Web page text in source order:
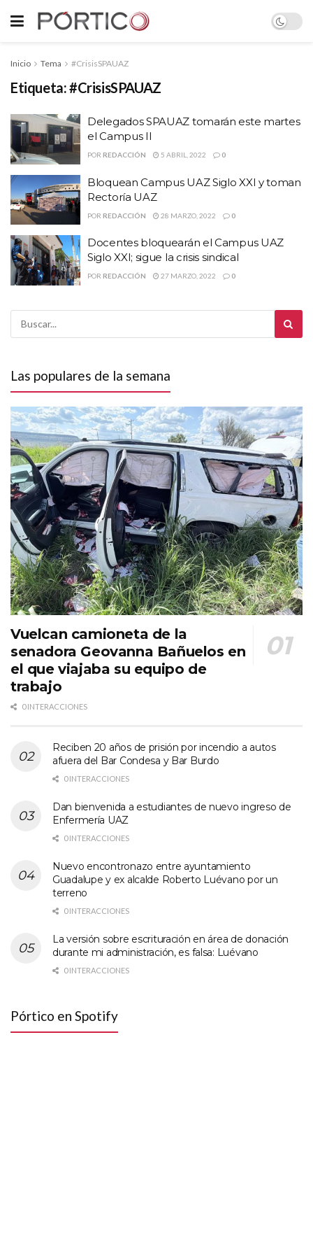
Inicio Tema #CrisisSPAUAZ
Etiqueta:#CrisisSPAUAZ
Delegados SPAUAZ tomarán este martes
el Campus II
POR REDACCIÓN 5 ABRIL, 2022 0
Bloquean Campus UAZ Siglo XXI y toman
Rectoría UAZ
POR REDACCIÓN 28 MARZO, 2022 0
Docentes bloquearán el Campus UAZ
Siglo XXI; sigue la crisis sindical
POR REDACCIÓN 27 MARZO, 2022 0
Las populares de la semana
Vuelcan camioneta de la
senadora Geovanna Bañuelos en
el que viajaba su equipo de
trabajo
0 INTERACCIONES
Reciben 20 años de prisión por incendio a autos
afuera del Bar Condesa y Bar Burdo
0 INTERACCIONES
Dan bienvenida a estudiantes de nuevo ingreso de
Enfermería UAZ
0 INTERACCIONES
Nuevo encontronazo entre ayuntamiento
Guadalupe y ex alcalde Roberto Luévano por un
terreno
0 INTERACCIONES
La versión sobre escrituración en área de donación
durante mi administración, es falsa: Luévano
0 INTERACCIONES
Pórtico en Spotify